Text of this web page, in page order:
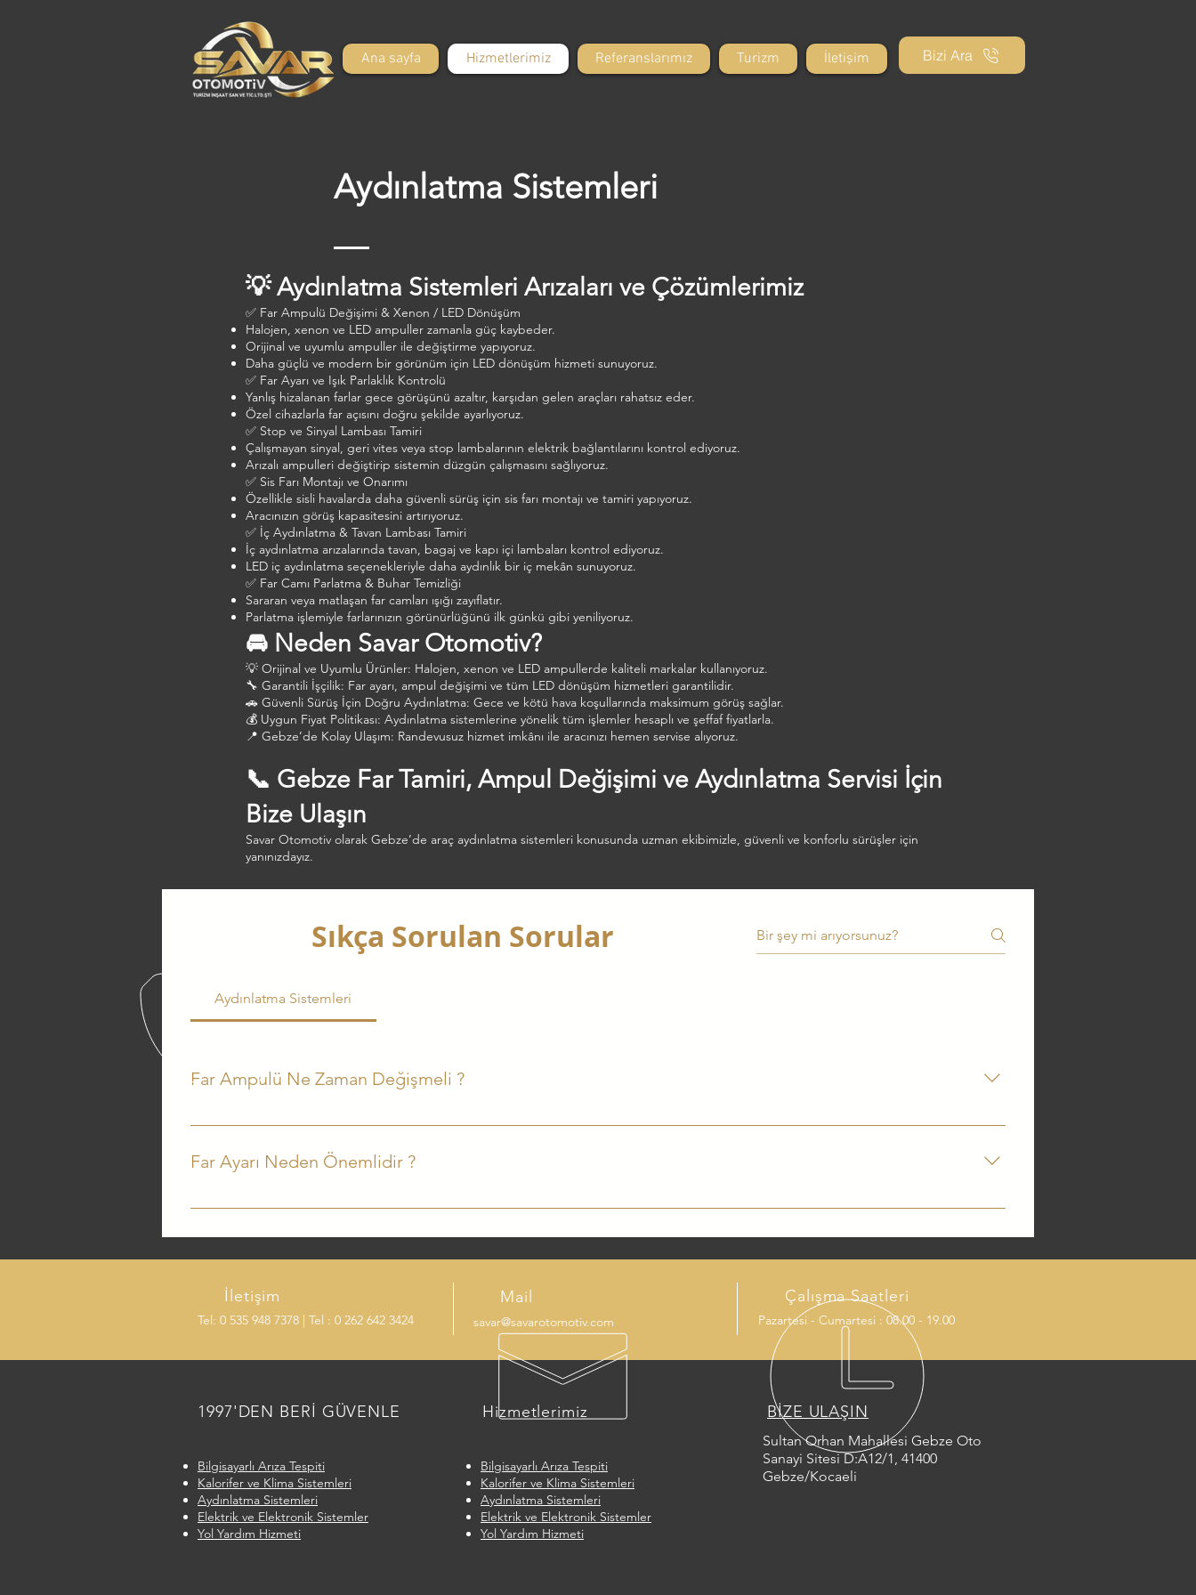
Ana sayfa Hizmetlerimiz Referanslarımız Turizm İletişim Bizi Ara
Aydınlatma Sistemleri
💡 Aydınlatma Sistemleri Arızaları ve Çözümlerimiz
✅ Far Ampulü Değişimi & Xenon / LED Dönüşüm
Halojen, xenon ve LED ampuller zamanla güç kaybeder.
Orijinal ve uyumlu ampuller ile değiştirme yapıyoruz.
Daha güçlü ve modern bir görünüm için LED dönüşüm hizmeti sunuyoruz.
✅ Far Ayarı ve Işık Parlaklık Kontrolü
Yanlış hizalanan farlar gece görüşünü azaltır, karşıdan gelen araçları rahatsız eder.
Özel cihazlarla far açısını doğru şekilde ayarlıyoruz.
✅ Stop ve Sinyal Lambası Tamiri
Çalışmayan sinyal, geri vites veya stop lambalarının elektrik bağlantılarını kontrol ediyoruz.
Arızalı ampulleri değiştirip sistemin düzgün çalışmasını sağlıyoruz.
✅ Sis Farı Montajı ve Onarımı
Özellikle sisli havalarda daha güvenli sürüş için sis farı montajı ve tamiri yapıyoruz.
Aracınızın görüş kapasitesini artırıyoruz.
✅ İç Aydınlatma & Tavan Lambası Tamiri
İç aydınlatma arızalarında tavan, bagaj ve kapı içi lambaları kontrol ediyoruz.
LED iç aydınlatma seçenekleriyle daha aydınlık bir iç mekân sunuyoruz.
✅ Far Camı Parlatma & Buhar Temizliği
Sararan veya matlaşan far camları ışığı zayıflatır.
Parlatma işlemiyle farlarınızın görünürlüğünü ilk günkü gibi yeniliyoruz.
🚘 Neden Savar Otomotiv?
💡 Orijinal ve Uyumlu Ürünler: Halojen, xenon ve LED ampullerde kaliteli markalar kullanıyoruz.
🔧 Garantili İşçilik: Far ayarı, ampul değişimi ve tüm LED dönüşüm hizmetleri garantilidir.
🚗 Güvenli Sürüş İçin Doğru Aydınlatma: Gece ve kötü hava koşullarında maksimum görüş sağlar.
💰 Uygun Fiyat Politikası: Aydınlatma sistemlerine yönelik tüm işlemler hesaplı ve şeffaf fiyatlarla.
📍 Gebze’de Kolay Ulaşım: Randevusuz hizmet imkânı ile aracınızı hemen servise alıyoruz.
📞 Gebze Far Tamiri, Ampul Değişimi ve Aydınlatma Servisi İçin
Bize Ulaşın
Savar Otomotiv olarak Gebze’de araç aydınlatma sistemleri konusunda uzman ekibimizle, güvenli ve konforlu sürüşler için
yanınızdayız.
Sıkça Sorulan Sorular
Aydınlatma Sistemleri
Far Ampulü Ne Zaman Değişmeli ?
Far ampulleri zamanla parlaklığını kaybedebilir. Genellikle 2 yılda bir veya ışık şiddeti azaldığında değiştirilmelidir. Gebze Emayti
Far Ayarı Neden Önemlidir ?
Far ayarınız bozuk olursa gece görüşünüz azalır veya karşıdan gelen sürücülerin gözünü rahatsız edecek açı ve ışık şiddetinden
İletişim
Tel: 0 535 948 7378 | Tel : 0 262 642 3424
Mail
savar@savarotomotiv.com
Çalışma Saatleri
Pazartesi - Cumartesi : 08.00 - 19.00
1997'DEN BERİ GÜVENLE
Bilgisayarlı Arıza Tespiti
Kalorifer ve Klima Sistemleri
Aydınlatma Sistemleri
Elektrik ve Elektronik Sistemler
Yol Yardım Hizmeti
Hizmetlerimiz
Bilgisayarlı Arıza Tespiti
Kalorifer ve Klima Sistemleri
Aydınlatma Sistemleri
Elektrik ve Elektronik Sistemler
Yol Yardım Hizmeti
BİZE ULAŞIN
Sultan Orhan Mahallesi Gebze Oto
Sanayi Sitesi D:A12/1, 41400
Gebze/Kocaeli